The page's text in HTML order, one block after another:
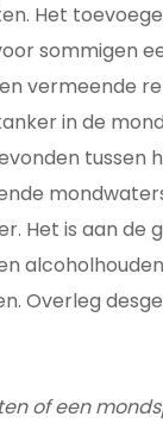
Het
sommigen
vermeende
in de
tussen
Het is aan de
Overleg
of een